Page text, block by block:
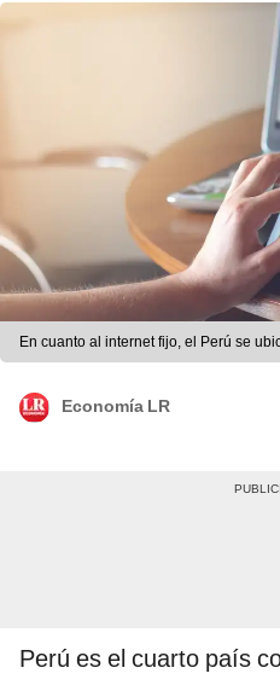
En cuanto al internet fijo, el Perú se
Economía LR
Perú es el cuarto país